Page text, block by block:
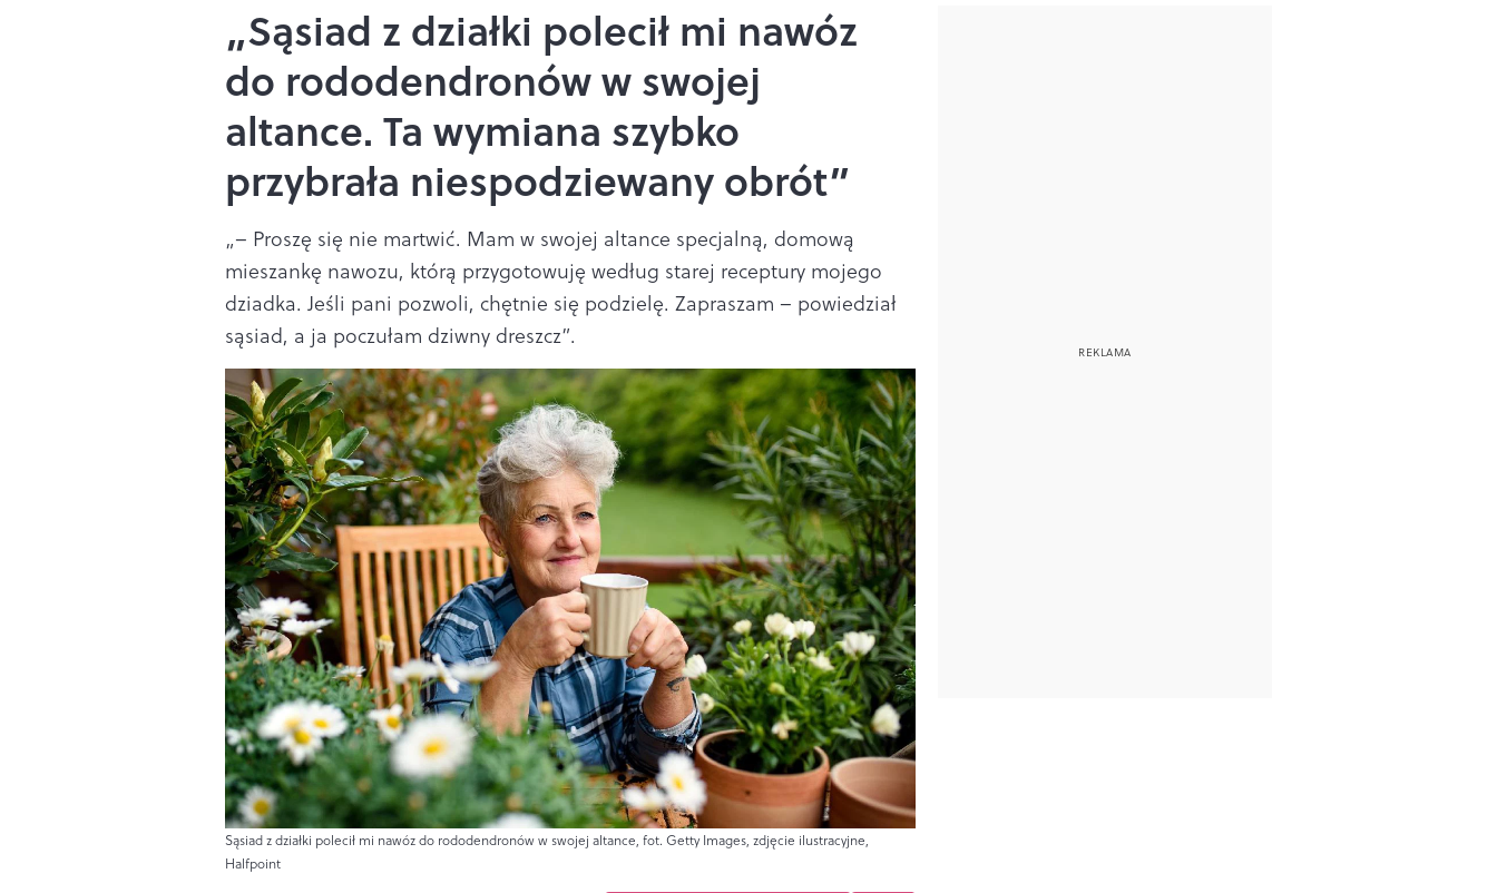
„Sąsiad z działki polecił mi nawóz
do rododendronów w swojej
altance. Ta wymiana szybko
przybrała niespodziewany obrót”
„– Proszę się nie martwić. Mam w swojej altance specjalną, domową
mieszankę nawozu, którą przygotowuję według starej receptury mojego
dziadka. Jeśli pani pozwoli, chętnie się podzielę. Zapraszam – powiedział
sąsiad, a ja poczułam dziwny dreszcz”.
Sąsiad z działki polecił mi nawóz do rododendronów w swojej altance, fot. Getty Images, zdjęcie ilustracyjne,
Halfpoint